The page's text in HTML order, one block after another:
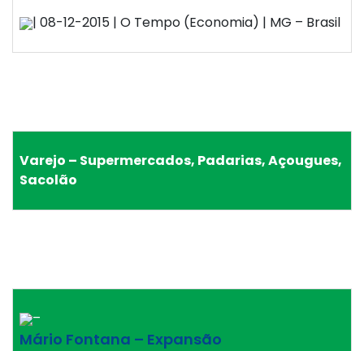
| 08-12-2015 | O Tempo (Economia) | MG – Brasil
Varejo – Supermercados, Padarias, Açougues,
Sacolão
–
Mário Fontana – Expansão